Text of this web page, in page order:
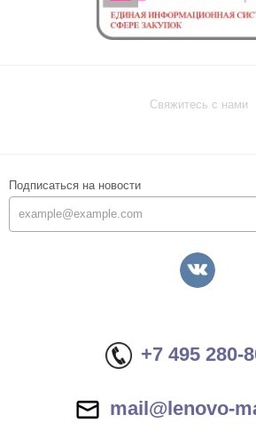
Свяжитесь с нами
Подписаться на новости
+7 495 280-
mail@lenovo-